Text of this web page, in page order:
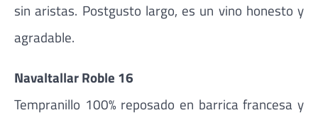
sin aristas. Postgusto largo, es un vino honesto y
agradable.
Navaltallar Roble 16
Tempranillo 100% reposado en barrica francesa y